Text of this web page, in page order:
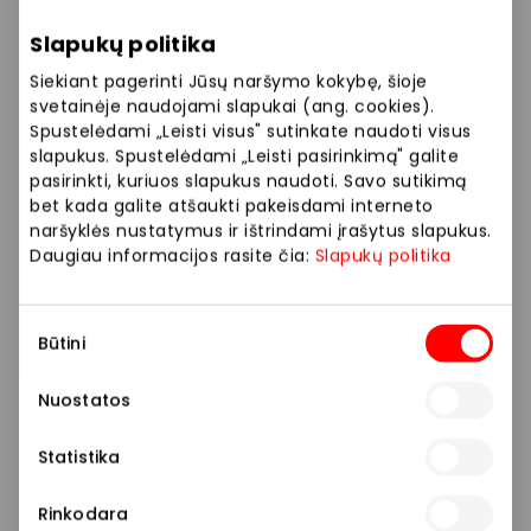
Slapukų politika
Siekiant pagerinti Jūsų naršymo kokybę, šioje
svetainėje naudojami slapukai (ang. cookies).
Spustelėdami „Leisti visus" sutinkate naudoti visus
slapukus. Spustelėdami „Leisti pasirinkimą" galite
pasirinkti, kuriuos slapukus naudoti. Savo sutikimą
bet kada galite atšaukti pakeisdami interneto
naršyklės nustatymus ir ištrindami įrašytus slapukus.
Daugiau informacijos rasite čia: Slapukų politika
pasirinkimas
Būtini
Nuostatos
Statistika
Rinkodara
nuolaida galioja tik tą pačią dieną užsakytiems /
nupirktiems korekciniams arba saulės akiniams
nuolaidos negalioja naudojantis kitomis tuo metu
ZYNKY Optikoje esančiomis akcijomis
nuolaida negalioja įsigyjant STILIAUS, MINIMALUS ir /
arba BAZINIS+ akinių komplektus
Prekybos ir pramogų centre „AKROPOLIS“
veikiančios parduotuvės ir paslaugų teikėjai
savarankiškai nustato taikomas nuolaidas, jų
informaciją, tačiau, jei kyla neatitikimų tarp mūsų